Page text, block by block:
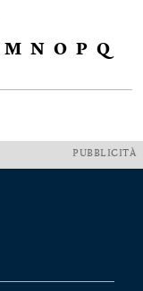
M N O P Q
PUBBLICITÀ